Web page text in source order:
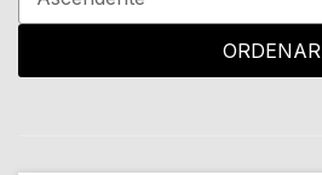
ORDENAR